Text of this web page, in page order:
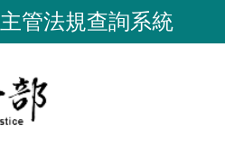
主管法規查詢系統